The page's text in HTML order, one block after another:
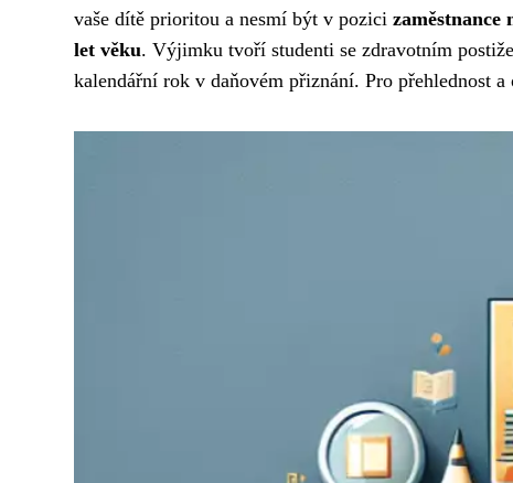
vaše dítě prioritou a nesmí být v pozici
let věku. Výjimku tvoří studenti se zdravotním
kalendářní rok v daňovém přiznání. Pro přehlednost